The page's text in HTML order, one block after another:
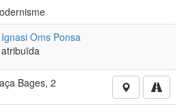
Ignasi Oms Ponsa
atribuïda
Bages, 2